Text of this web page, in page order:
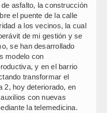
asfalto, la construcción
el puente de la calle
a los vecinos, la cual
de mi gestión y se
se han desarrollado
modelo con
y en el barrio
transformar el
2, hoy deteriorado, en
con nuevas
la telemedicina.